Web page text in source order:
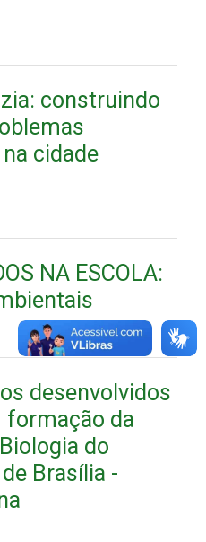
construindo
cidade
NA ESCOLA:
desenvolvidos
formação da
do
Brasília -